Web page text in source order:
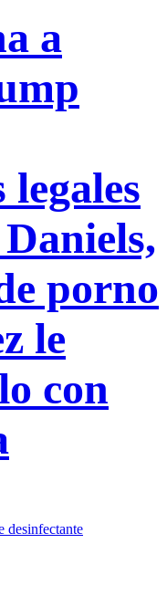
a
porno
le
con